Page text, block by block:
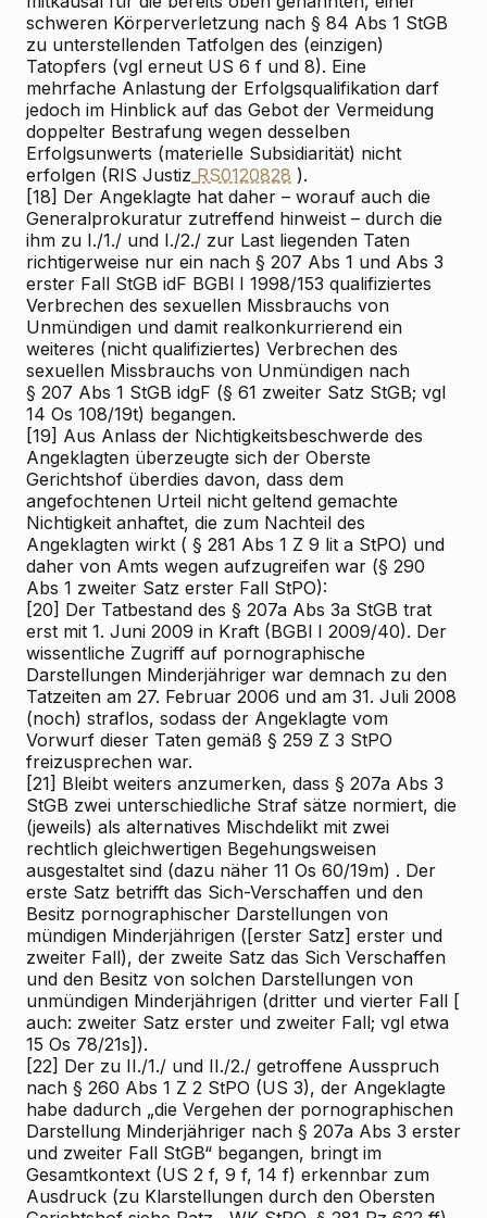
schweren Körperverletzung nach § 84 Abs 1 StGB
zu unterstellenden Tatfolgen des (einzigen)
Tatopfers (vgl erneut US 6 f und 8). Eine
mehrfache Anlastung der Erfolgsqualifikation darf
jedoch im Hinblick auf das Gebot der Vermeidung
doppelter Bestrafung wegen desselben
Erfolgsunwerts (materielle Subsidiarität) nicht
erfolgen (RIS Justiz RS0120828 ).
[18] Der Angeklagte hat daher – worauf auch die
Generalprokuratur zutreffend hinweist – durch die
ihm zu I./1./ und I./2./ zur Last liegenden Taten
richtigerweise nur ein nach § 207 Abs 1 und Abs 3
erster Fall StGB idF BGBl I 1998/153 qualifiziertes
Verbrechen des sexuellen Missbrauchs von
Unmündigen und damit realkonkurrierend ein
weiteres (nicht qualifiziertes) Verbrechen des
sexuellen Missbrauchs von Unmündigen nach
§ 207 Abs 1 StGB idgF (§ 61 zweiter Satz StGB; vgl
14 Os 108/19t) begangen.
[19] Aus Anlass der Nichtigkeitsbeschwerde des
Angeklagten überzeugte sich der Oberste
Gerichtshof überdies davon, dass dem
angefochtenen Urteil nicht geltend gemachte
Nichtigkeit anhaftet, die zum Nachteil des
Angeklagten wirkt ( § 281 Abs 1 Z 9 lit a StPO) und
daher von Amts wegen aufzugreifen war (§ 290
Abs 1 zweiter Satz erster Fall StPO):
[20] Der Tatbestand des § 207a Abs 3a StGB trat
erst mit 1. Juni 2009 in Kraft (BGBl I 2009/40). Der
wissentliche Zugriff auf pornographische
Darstellungen Minderjähriger war demnach zu den
Tatzeiten am 27. Februar 2006 und am 31. Juli 2008
(noch) straflos, sodass der Angeklagte vom
Vorwurf dieser Taten gemäß § 259 Z 3 StPO
freizusprechen war.
[21] Bleibt weiters anzumerken, dass § 207a Abs 3
StGB zwei unterschiedliche Straf sätze normiert, die
(jeweils) als alternatives Mischdelikt mit zwei
rechtlich gleichwertigen Begehungsweisen
ausgestaltet sind (dazu näher 11 Os 60/19m) . Der
erste Satz betrifft das Sich-Verschaffen und den
Besitz pornographischer Darstellungen von
mündigen Minderjährigen ([erster Satz] erster und
zweiter Fall), der zweite Satz das Sich Verschaffen
und den Besitz von solchen Darstellungen von
unmündigen Minderjährigen (dritter und vierter Fall [
auch: zweiter Satz erster und zweiter Fall; vgl etwa
15 Os 78/21s]).
[22] Der zu II./1./ und II./2./ getroffene Ausspruch
nach § 260 Abs 1 Z 2 StPO (US 3), der Angeklagte
habe dadurch „die Vergehen der pornographischen
Darstellung Minderjähriger nach § 207a Abs 3 erster
und zweiter Fall StGB“ begangen, bringt im
Gesamtkontext (US 2 f, 9 f, 14 f) erkennbar zum
Ausdruck (zu Klarstellungen durch den Obersten